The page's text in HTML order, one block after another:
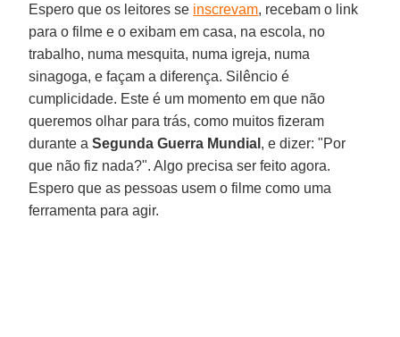
Espero que os leitores se inscrevam, recebam o link
para o filme e o exibam em casa, na escola, no
trabalho, numa mesquita, numa igreja, numa
sinagoga, e façam a diferença. Silêncio é
cumplicidade. Este é um momento em que não
queremos olhar para trás, como muitos fizeram
durante aSegunda Guerra Mundial , e dizer: "Por
que não fiz nada?". Algo precisa ser feito agora.
Espero que as pessoas usem o filme como uma
ferramenta para agir.